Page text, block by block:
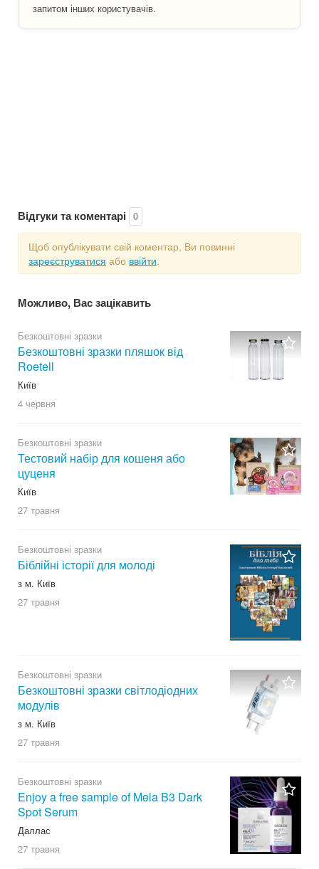
запитом інших користувачів.
Відгуки та коментарі 0
Щоб опублікувати свій коментар, Ви повинні
зареєструватися або ввійти.
Можливо, Вас зацікавить
Безкоштовні зразки
Безкоштовні зразки пляшок від
Roetell
Київ
4 червня
Безкоштовні зразки
Тестовий набір для кошеня або
цуценя
Київ
27 травня
Безкоштовні зразки
Біблійні історії для молоді
з м. Київ
27 травня
Безкоштовні зразки
Безкоштовні зразки світлодіодних
модулів
з м. Київ
27 травня
Безкоштовні зразки
Enjoy a free sample of Mela B3 Dark
Spot Serum
Даллас
27 травня